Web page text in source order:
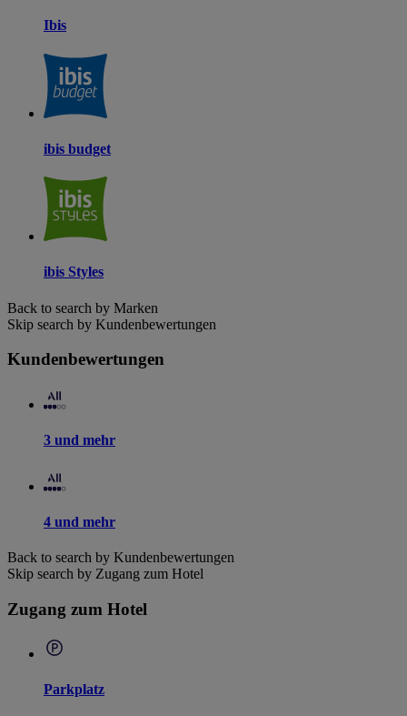
Ibis
ibis budget
ibis Styles
Back to search by Marken
Skip search by Kundenbewertungen
Kundenbewertungen
3 und mehr
4 und mehr
Back to search by Kundenbewertungen
Skip search by Zugang zum Hotel
Zugang zum Hotel
Parkplatz